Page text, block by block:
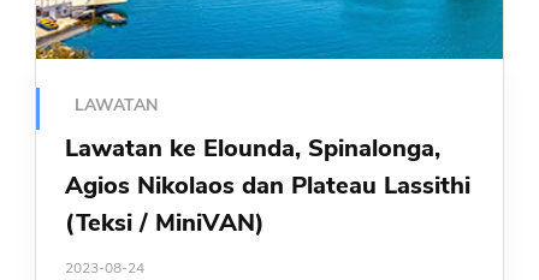
LAWATAN
Lawatan ke Elounda, Spinalonga,
Agios Nikolaos dan Plateau Lassithi
(Teksi / MiniVAN)
2023-08-24